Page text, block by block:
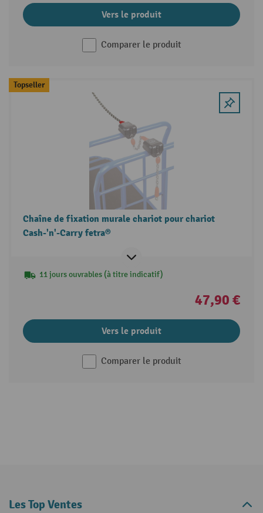
Vers le produit
Comparer le produit
Topseller
Chaîne de fixation murale chariot pour chariot
Cash-'n'-Carry fetra®
11 jours ouvrables (à titre indicatif)
47,90 €
Vers le produit
Comparer le produit
Les Top Ventes